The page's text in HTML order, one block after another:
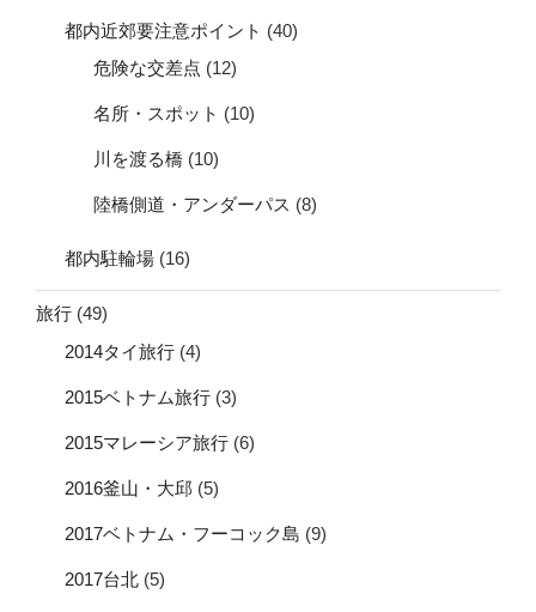
都内近郊要注意ポイント (40)
危険な交差点 (12)
名所・スポット (10)
川を渡る橋 (10)
陸橋側道・アンダーパス (8)
都内駐輪場 (16)
旅行 (49)
2014タイ旅行 (4)
2015ベトナム旅行 (3)
2015マレーシア旅行 (6)
2016釜山・大邱 (5)
2017ベトナム・フーコック島 (9)
2017台北 (5)